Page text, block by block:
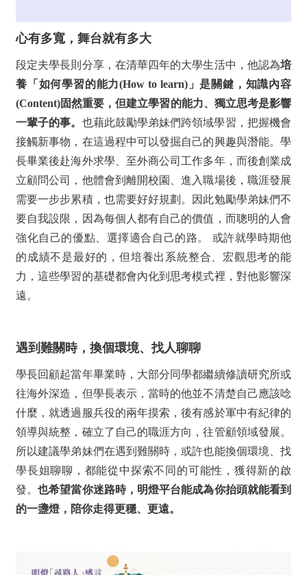
心有多寬，舞台就有多大
段定夫學長則分享，在清華四年的大學生活中，他認為培
養「如何學習的能力(How to learn)」是關鍵，知識內容
(Content)固然重要，但建立學習的能力、獨立思考是影響
一輩子的事。 也藉此鼓勵學弟妹們跨領域學習，把握機會
接觸新事物，在這過程中可以發掘自己的興趣與潛能。 學
長畢業後赴海外求學、至外商公司工作多年，而後創業成
立顧問公司，他體會到離開校園、進入職場後，職涯發展
需要一步步累積，也需要好好規劃。因此勉勵學弟妹們不
要自我設限，因為每個人都有自己的價值，而聰明的人會
強化自己的優點、選擇適合自己的路。 或許就學時期他
的成績不是最好的，但培養出系統整合、宏觀思考的能
力，這些學習的基礎都會內化到思考模式裡，對他影響深
遠。
遇到難關時，換個環境、找人聊聊
學長回顧起當年畢業時，大部分同學都繼續修讀研究所或
往海外深造，但學長表示，當時的他並不清楚自己應該唸
什麼，就透過服兵役的兩年摸索，後有感於軍中有紀律的
領導與統整，確立了自己的職涯方向，往管顧領域發展。
所以建議學弟妹們在遇到難關時，或許也能換個環境、找
學長姐聊聊，都能從中探索不同的可能性，獲得新的啟
發。也希望當你迷路時，明燈平台能成為你抬頭就能看到
的一盞燈，陪你走得更穩、更遠。